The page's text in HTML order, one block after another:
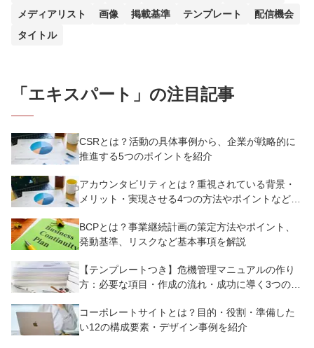
メディアリスト
画像 掲載基準 テンプレート
配信機会
タイトル
「 エキスパート 」の注目記事
CSRとは？活動の具体事例から、企業が戦略的に
推進する5つのポイントを紹介
アカウンタビリティとは？重視されている背景・
メリット・実現させる4つの方法やポイントなど基
BCPとは？事業継続計画の策定方法やポイント、
発動基準、リスクなど基本事項を解説
【テンプレートつき】危機管理マニュアルの作り
方：必要な項目・作成の流れ・成功に導く3つのポ
コーポレートサイトとは？目的・役割・準備した
い12の構成要素・デザイン事例を紹介